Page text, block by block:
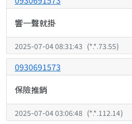
響一聲就掛
2025-07-04 08:31:43 (*.*.73.55)
0930691573
保險推銷
2025-07-04 03:06:48 (*.*.112.14)